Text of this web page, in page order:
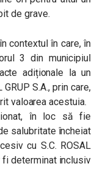
de grave.
contextul în care, în
3 din municipiul
adiționale la un
S.A., prin care,
valoarea acestuia.
în loc să fie
salubritate încheiat
cu S.C. ROSAL
fi determinat inclusiv